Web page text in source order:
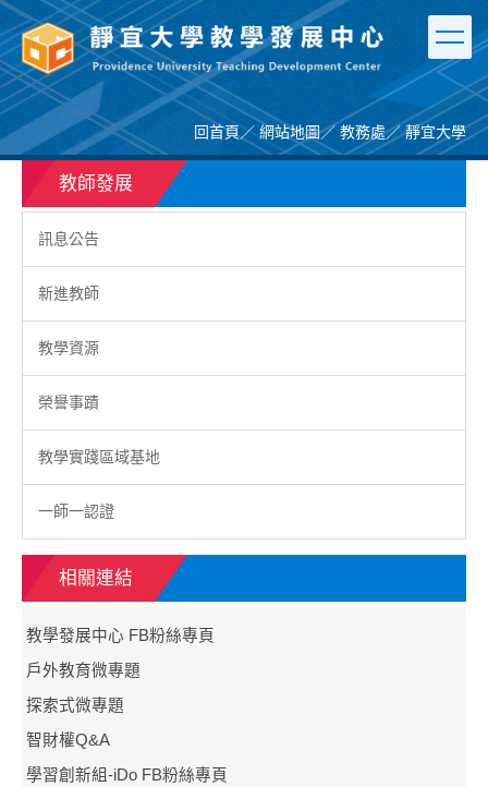
跳
到
主
要
內
容
區
回首頁／ 網站地圖／ 教務處／ 靜宜大學
教師發展
訊息公告
新進教師
教學資源
榮譽事蹟
教學實踐區域基地
一師一認證
相關連結
教學發展中心 FB粉絲專頁
戶外教育微專題
探索式微專題
智財權Q&A
學習創新組-iDo FB粉絲專頁